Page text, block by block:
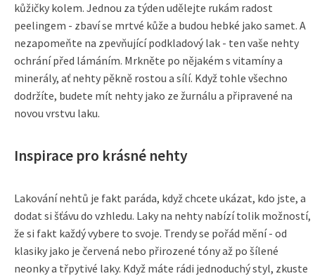
kůžičky kolem. Jednou za týden udělejte rukám radost
peelingem - zbaví se mrtvé kůže a budou hebké jako samet. A
nezapomeňte na zpevňující podkladový lak - ten vaše nehty
ochrání před lámáním. Mrkněte po nějakém s vitamíny a
minerály, ať nehty pěkně rostou a sílí. Když tohle všechno
dodržíte, budete mít nehty jako ze žurnálu a připravené na
novou vrstvu laku.
Inspirace pro krásné nehty
Lakování nehtů je fakt paráda, když chcete ukázat, kdo jste, a
dodat si šťávu do vzhledu. Laky na nehty nabízí tolik možností,
že si fakt každý vybere to svoje. Trendy se pořád mění - od
klasiky jako je červená nebo přirozené tóny až po šílené
neonky a třpytivé laky. Když máte rádi jednoduchý styl, zkuste